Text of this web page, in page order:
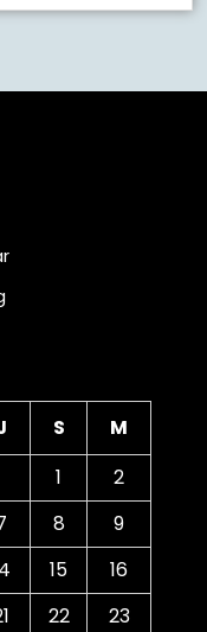
S
M
1
2
8
9
15
16
22
23